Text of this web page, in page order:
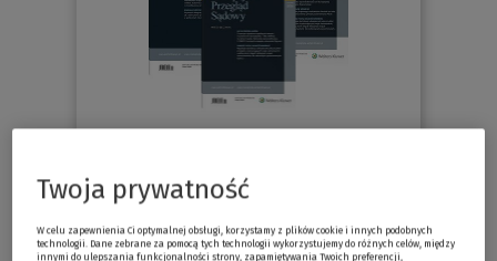
Twoja prywatność
W celu zapewnienia Ci optymalnej obsługi, korzystamy z plików cookie i innych podobnych
technologii. Dane zebrane za pomocą tych technologii wykorzystujemy do różnych celów, między
innymi do ulepszania funkcjonalności strony, zapamiętywania Twoich preferencji,